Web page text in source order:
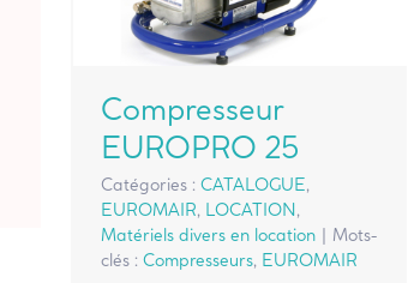
Compresseur
EUROPRO 25
Catégories :CATALOGUE,
EUROMAIR, LOCATION,
Matériels divers en location | Mots-
clés :Compresseurs, EUROMAIR